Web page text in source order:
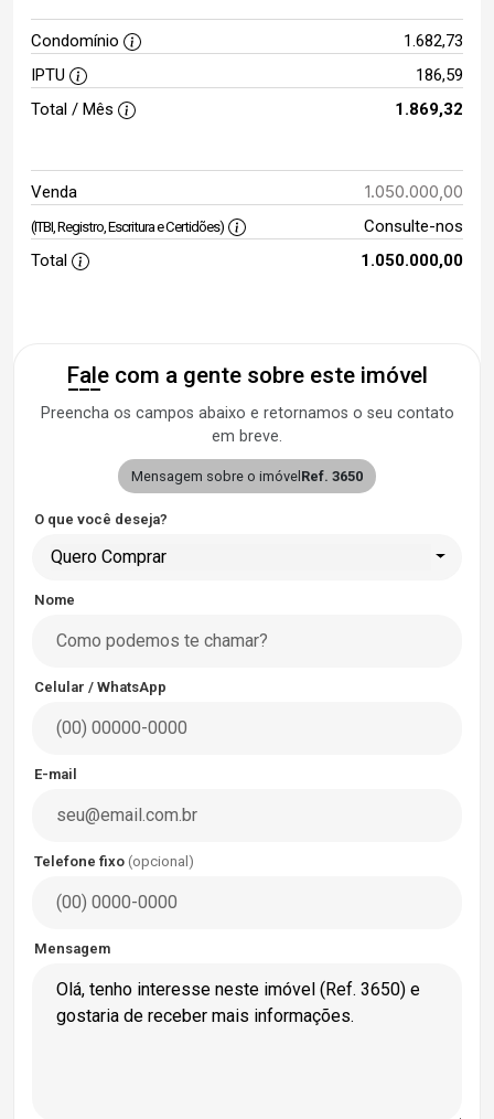
Condomínio
1.682,73
IPTU
186,59
Total / Mês
1.869,32
Venda 1.050.000,00
(ITBI, Registro, Escritura e Certidões)
Consulte-nos
Total
1.050.000,00
Fale com a gente sobre este imóvel
Preencha os campos abaixo e retornamos o seu contato
em breve.
Mensagem sobre o imóvelRef. 3650
O que você deseja?
Quero Comprar
Nome
Celular / WhatsApp
E-mail
Telefone fixo (opcional)
Mensagem